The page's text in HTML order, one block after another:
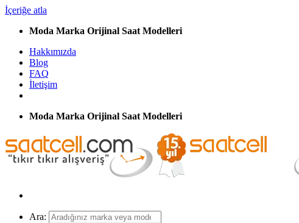
İçeriğe atla
Moda Marka Orijinal Saat Modelleri
Hakkımızda
Blog
FAQ
İletişim
Moda Marka Orijinal Saat Modelleri
Ara: